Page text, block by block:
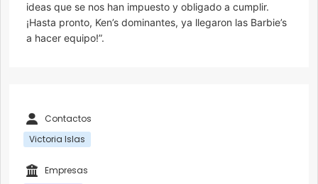
ideas que se nos han impuesto y obligado a cumplir.
¡Hasta pronto, Ken’s dominantes, ya llegaron las Barbie’s
a hacer equipo!”.
Contactos
Victoria Islas
Empresas